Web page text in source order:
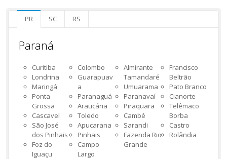
PR SC RS
Paraná
Curitiba
Londrina
Maringá
Ponta
Grossa
Cascavel
São José
dos Pinhais
Foz do
Iguaçu
Colombo
Guarapuav
a
Paranaguá
Araucária
Toledo
Apucarana
Pinhais
Campo
Largo
Almirante
Tamandaré
Umuarama
Paranavaí
Piraquara
Cambé
Sarandi
Fazenda Rio
Grande
Francisco
Beltrão
Pato Branco
Cianorte
Telêmaco
Borba
Castro
Rolândia